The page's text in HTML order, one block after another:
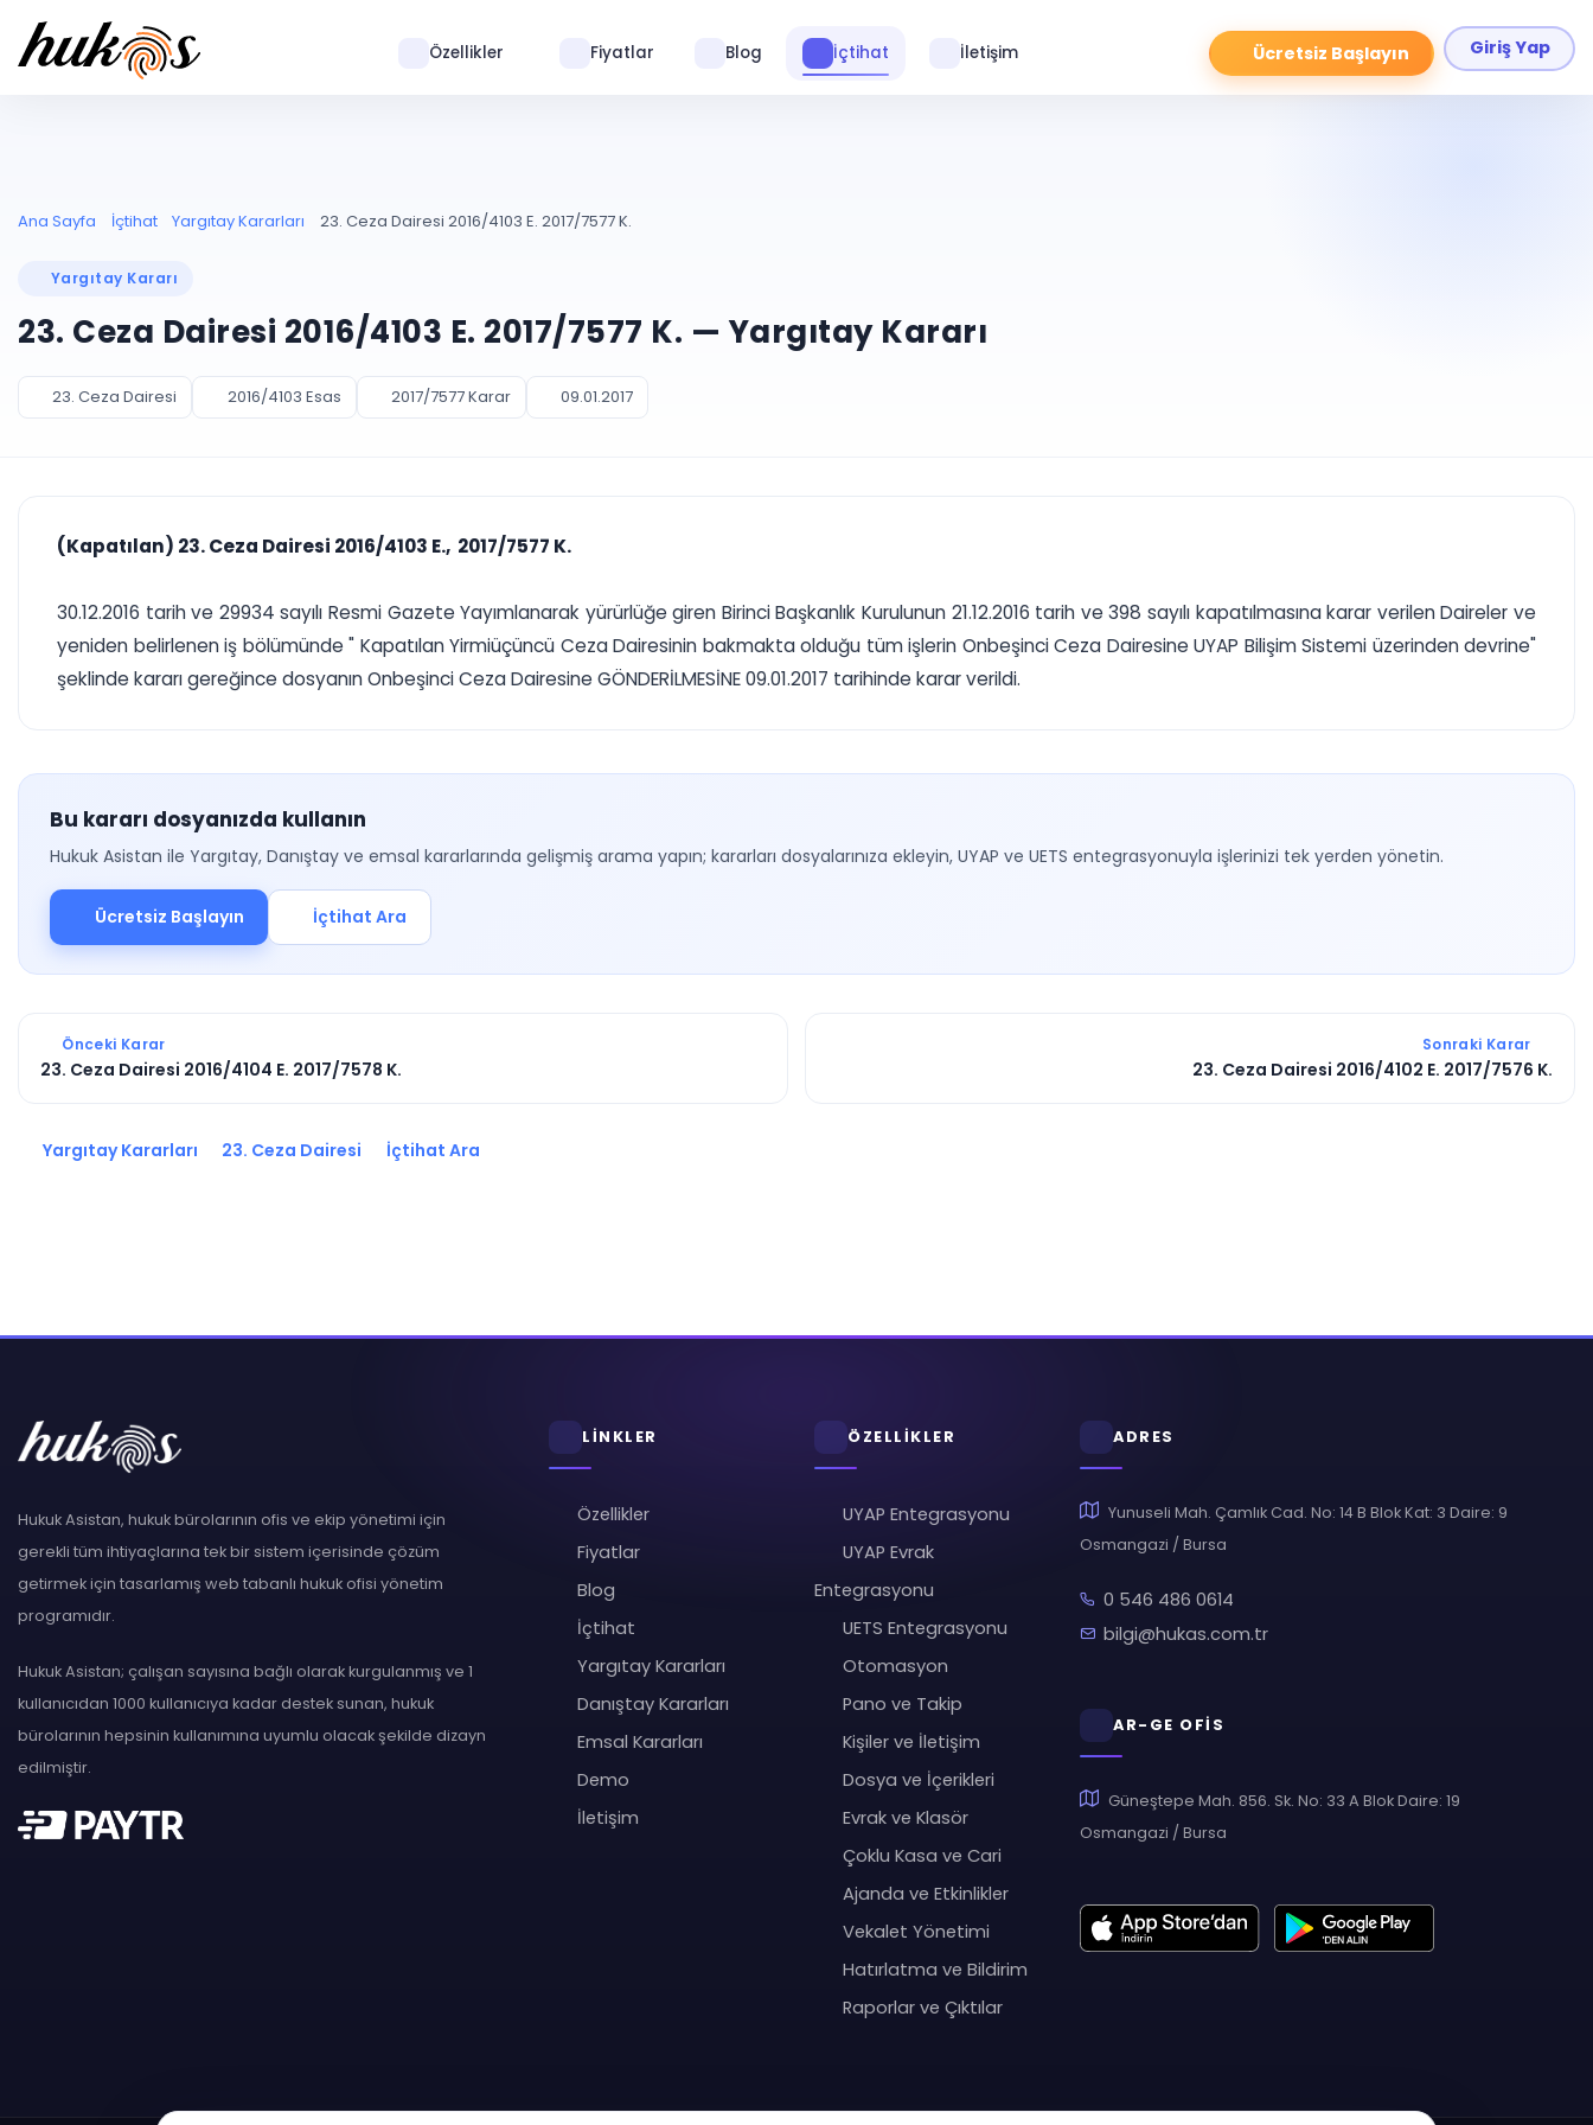
Ücretsiz Başlayın Giriş Yap
Özellikler Fiyatlar Blog İçtihat İletişim
Ana Sayfa İçtihat Yargıtay Kararları 23. Ceza Dairesi 2016/4103 E. 2017/7577 K.
Yargıtay Kararı
23. Ceza Dairesi 2016/4103 E. 2017/7577 K. — Yargıtay Kararı
23. Ceza Dairesi 2016/4103 Esas 2017/7577 Karar 09.01.2017
(Kapatılan) 23. Ceza Dairesi 2016/4103 E., 2017/7577 K.
30.12.2016 tarih ve 29934 sayılı Resmi Gazete Yayımlanarak yürürlüğe giren Birinci Başkanlık Kurulunun 21.12.2016 tarih ve 398 sayılı kapatılmasına karar verilen Daireler ve
yeniden belirlenen iş bölümünde " Kapatılan Yirmiüçüncü Ceza Dairesinin bakmakta olduğu tüm işlerin Onbeşinci Ceza Dairesine UYAP Bilişim Sistemi üzerinden devrine"
şeklinde kararı gereğince dosyanın Onbeşinci Ceza Dairesine GÖNDERİLMESİNE 09.01.2017 tarihinde karar verildi.
Bu kararı dosyanızda kullanın
Hukuk Asistan ile Yargıtay, Danıştay ve emsal kararlarında gelişmiş arama yapın; kararları dosyalarınıza ekleyin, UYAP ve UETS entegrasyonuyla işlerinizi tek yerden yönetin.
Ücretsiz Başlayın İçtihat Ara
Önceki Karar
23. Ceza Dairesi 2016/4104 E. 2017/7578 K.
Sonraki Karar
23. Ceza Dairesi 2016/4102 E. 2017/7576 K.
Yargıtay Kararları 23. Ceza Dairesi İçtihat Ara
Hukuk Asistan, hukuk bürolarının ofis ve ekip yönetimi için
gerekli tüm ihtiyaçlarına tek bir sistem içerisinde çözüm
getirmek için tasarlamış web tabanlı hukuk ofisi yönetim
programıdır.
Hukuk Asistan; çalışan sayısına bağlı olarak kurgulanmış ve 1
kullanıcıdan 1000 kullanıcıya kadar destek sunan, hukuk
bürolarının hepsinin kullanımına uyumlu olacak şekilde dizayn
edilmiştir.
LİNKLER
Özellikler
Fiyatlar
Blog
İçtihat
Yargıtay Kararları
Danıştay Kararları
Emsal Kararları
Demo
İletişim
ÖZELLİKLER
UYAP Entegrasyonu
UYAP Evrak
Entegrasyonu
UETS Entegrasyonu
Otomasyon
Pano ve Takip
Kişiler ve İletişim
Dosya ve İçerikleri
Evrak ve Klasör
Çoklu Kasa ve Cari
Ajanda ve Etkinlikler
Vekalet Yönetimi
Hatırlatma ve Bildirim
Raporlar ve Çıktılar
ADRES
Yunuseli Mah. Çamlık Cad. No: 14 B Blok Kat: 3 Daire: 9
Osmangazi / Bursa
0 546 486 0614
bilgi@hukas.com.tr
AR-GE OFİS
Güneştepe Mah. 856. Sk. No: 33 A Blok Daire: 19
Osmangazi / Bursa